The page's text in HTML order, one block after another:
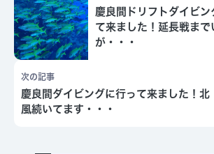
慶良間ドリフトダイビン
て来ました！延長戦まで
が・・・
次の記事
慶良間ダイビングに行って来ました！北
風続いてます・・・